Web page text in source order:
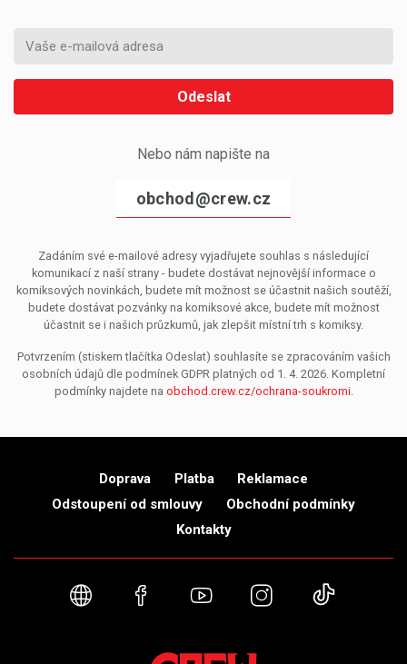
Odeslat
Nebo nám napište na
obchod@crew.cz
Zadáním své e-mailové adresy vyjadřujete souhlas s následující
komunikací z naší strany - budete dostávat nejnovější informace o
komiksových novinkách, budete mít možnost se účastnit našich soutěží,
budete dostávat pozvánky na komiksové akce, budete mít možnost
účastnit se i našich průzkumů, jak zlepšit místní trh s komiksy.
Potvrzením (stiskem tlačítka Odeslat) souhlasíte se zpracováním vašich
osobních údajů dle podmínek GDPR platných od 1. 4. 2026. Kompletní
podmínky najdete na obchod.crew.cz/ochrana-soukromi.
Doprava Platba
Reklamace
Odstoupení od smlouvy
Obchodní podmínky
Kontakty
Webové stránky
FacebookYouTubeInstagram